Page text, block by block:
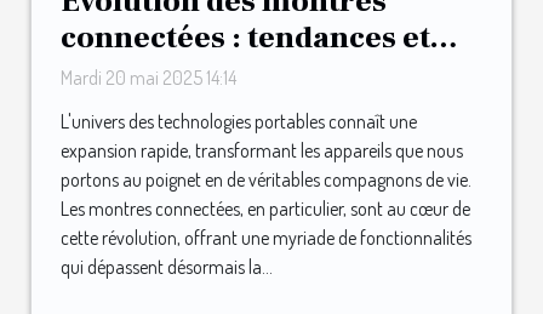
connectées : tendances et
technologies en 2025
Mardi 20 mai 2025 14:14
L'univers des technologies portables connaît une
expansion rapide, transformant les appareils que nous
portons au poignet en de véritables compagnons de vie.
Les montres connectées, en particulier, sont au cœur de
cette révolution, offrant une myriade de fonctionnalités
qui dépassent désormais la...